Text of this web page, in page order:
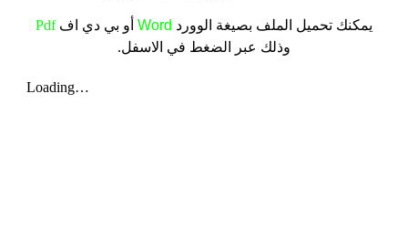
يمكنك تحميل الملف بصيغة الوورد Word أو بي دي اف Pdf
وذلك عبر الضغط في الاسفل.